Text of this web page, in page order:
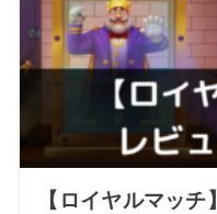
【ロイヤルマッ